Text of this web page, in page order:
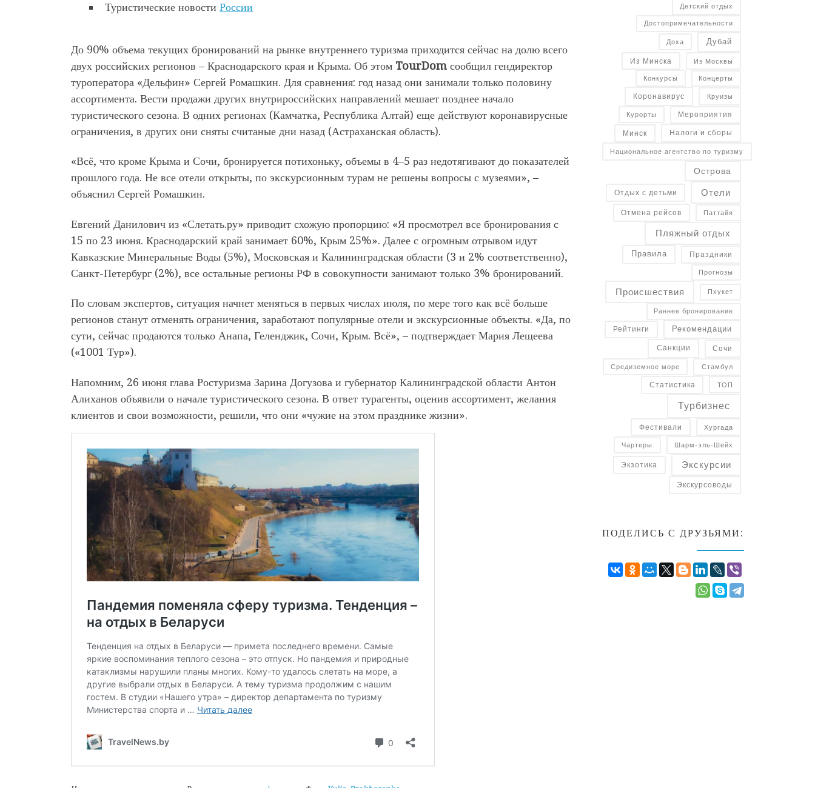
Туристические новости России
До 90% объема текущих бронирований на рынке внутреннего туризма приходится сейчас на долю всего
двух российских регионов – Краснодарского края и Крыма. Об этом TourDom сообщил гендиректор
туроператора «Дельфин» Сергей Ромашкин. Для сравнения: год назад они занимали только половину
ассортимента. Вести продажи других внутрироссийских направлений мешает позднее начало
туристического сезона. В одних регионах (Камчатка, Республика Алтай) еще действуют коронавирусные
ограничения, в других они сняты считаные дни назад (Астраханская область).
«Всё, что кроме Крыма и Сочи, бронируется потихоньку, объемы в 4–5 раз недотягивают до показателей
прошлого года. Не все отели открыты, по экскурсионным турам не решены вопросы с музеями», –
объяснил Сергей Ромашкин.
Евгений Данилович из «Слетать.ру» приводит схожую пропорцию: «Я просмотрел все бронирования с
15 по 23 июня. Краснодарский край занимает 60%, Крым 25%». Далее с огромным отрывом идут
Кавказские Минеральные Воды (5%), Московская и Калининградская области (3 и 2% соответственно),
Санкт-Петербург (2%), все остальные регионы РФ в совокупности занимают только 3% бронирований.
По словам экспертов, ситуация начнет меняться в первых числах июля, по мере того как всё больше
регионов станут отменять ограничения, заработают популярные отели и экскурсионные объекты. «Да, по
сути, сейчас продаются только Анапа, Геленджик, Сочи, Крым. Всё», – подтверждает Мария Лещеева
(«1001 Тур»).
Напомним, 26 июня глава Ростуризма Зарина Догузова и губернатор Калининградской области Антон
Алиханов объявили о начале туристического сезона. В ответ турагенты, оценив ассортимент, желания
клиентов и свои возможности, решили, что они «чужие на этом празднике жизни».
Детский отдых
Достопримечательности
Доха Дубай
Из Минска Из Москвы
Конкурсы Концерты
Коронавирус Круизы
Курорты Мероприятия
Минск Налоги и сборы
Национальное агентство по туризму
Острова
Отдых с детьми Отели
Отмена рейсов Паттайя
Пляжный отдых
Правила Праздники
Прогнозы
Происшествия Пхукет
Раннее бронирование
Рейтинги Рекомендации
Санкции Сочи
Средиземное море Стамбул
Статистика ТОП
Турбизнес
Фестивали Хургада
Чартеры Шарм-эль-Шейх
Экзотика Экскурсии
Экскурсоводы
ПОДЕЛИСЬ С ДРУЗЬЯМИ: